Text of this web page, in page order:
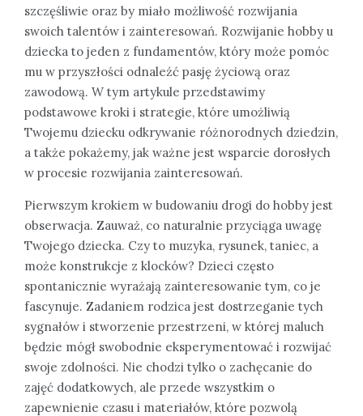
szczęśliwie oraz by miało możliwość rozwijania
swoich talentów i zainteresowań. Rozwijanie hobby u
dziecka to jeden z fundamentów, który może pomóc
mu w przyszłości odnaleźć pasję życiową oraz
zawodową. W tym artykule przedstawimy
podstawowe kroki i strategie, które umożliwią
Twojemu dziecku odkrywanie różnorodnych dziedzin,
a także pokażemy, jak ważne jest wsparcie dorosłych
w procesie rozwijania zainteresowań.
Pierwszym krokiem w budowaniu drogi do hobby jest
obserwacja. Zauważ, co naturalnie przyciąga uwagę
Twojego dziecka. Czy to muzyka, rysunek, taniec, a
może konstrukcje z klocków? Dzieci często
spontanicznie wyrażają zainteresowanie tym, co je
fascynuje. Zadaniem rodzica jest dostrzeganie tych
sygnałów i stworzenie przestrzeni, w której maluch
będzie mógł swobodnie eksperymentować i rozwijać
swoje zdolności. Nie chodzi tylko o zachęcanie do
zajęć dodatkowych, ale przede wszystkim o
zapewnienie czasu i materiałów, które pozwolą